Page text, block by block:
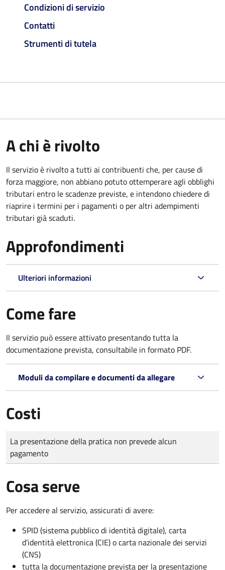
Condizioni di servizio
Contatti
Strumenti di tutela
A chi è rivolto
Il servizio è rivolto a tutti ai contribuenti che, per cause di
forza maggiore, non abbiano potuto ottemperare agli obblighi
tributari entro le scadenze previste, e intendono chiedere di
riaprire i termini per i pagamenti o per altri adempimenti
tributari già scaduti.
Approfondimenti
Ulteriori informazioni
Come fare
Il servizio può essere attivato presentando tutta la
documentazione prevista, consultabile in formato PDF.
Moduli da compilare e documenti da allegare
Costi
Tipo di pagamento
Importo
La presentazione della pratica non prevede alcun
pagamento
Cosa serve
Per accedere al servizio, assicurati di avere:
SPID (sistema pubblico di identità digitale), carta
d’identità elettronica (CIE) o carta nazionale dei servizi
(CNS)
tutta la documentazione prevista per la presentazione